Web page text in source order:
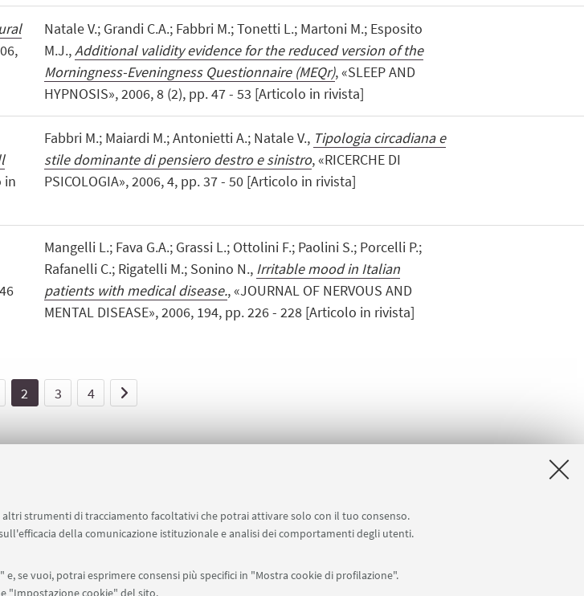
strumenti di tracciamento facoltativi che potrai attivare solo con il tuo consenso.
della comunicazione istituzionale e analisi dei comportamenti degli utenti.
se vuoi, potrai esprimere consensi più specifici in "Mostra cookie di profilazione".
"Impostazione cookie" del sito.
Natale V.; Grandi C.A.; Fabbri M.; Tonetti L.; Martoni M.; Esposito
M.J.,Additional validity evidence for the reduced version of the
Morningness-Eveningness Questionnaire (MEQr), «SLEEP AND
HYPNOSIS», 2006, 8 (2), pp. 47 - 53 [Articolo in rivista]
in
Fabbri M.; Maiardi M.; Antonietti A.; Natale V., Tipologia circadiana e
stile dominante di pensiero destro e sinistro, «RICERCHE DI
PSICOLOGIA», 2006, 4, pp. 37 - 50 [Articolo in rivista]
Mangelli L.; Fava G.A.; Grassi L.; Ottolini F.; Paolini S.; Porcelli P.;
Rafanelli C.; Rigatelli M.; Sonino N., Irritable mood in Italian
patients with medical disease., «JOURNAL OF NERVOUS AND
MENTAL DISEASE», 2006, 194, pp. 226 - 228 [Articolo in rivista]
2 3 4